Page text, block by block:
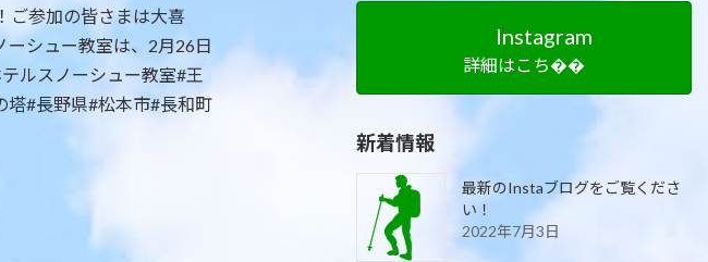
Instagram
詳細はこち��
新着情報
最新のInstaブログをご覧くださ
い！
2022年7月3日